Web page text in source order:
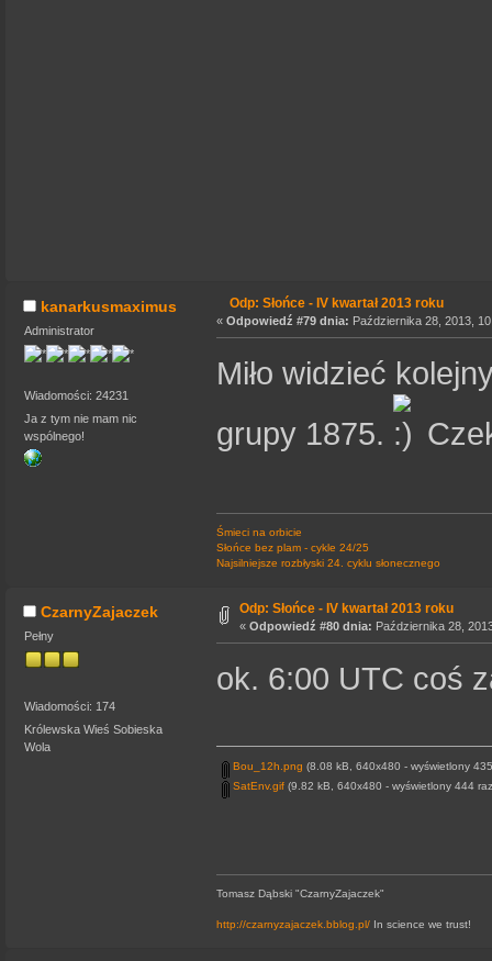
kanarkusmaximus
Administrator
Wiadomości: 24231
Ja z tym nie mam nic
wspólnego!
Odp: Słońce - IV kwartał 2013 roku
« Odpowiedź #79 dnia: Października 28, 2013,
Miło widzieć
grupy 1875.
Śmieci na orbicie
Słońce bez plam - cykle 24/25
Najsilniejsze rozbłyski 24. cyklu słonecznego
CzarnyZajaczek
Pełny
Wiadomości: 174
Królewska Wieś Sobieska
Wola
Odp: Słońce - IV kwartał 2013 roku
« Odpowiedź #80 dnia: Października 28,
ok. 6:00 UTC coś
Bou_12h.png (8.08 kB, 640x480 - wyświetlony
SatEnv.gif (9.82 kB, 640x480 - wyświetlony 444
Tomasz Dąbski "CzarnyZajaczek"
http://czarnyzajaczek.bblog.pl/ In science we trust!